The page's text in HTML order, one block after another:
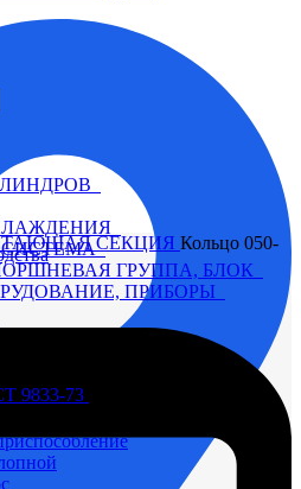
СИСТЕМА
ГРУППА, БЛОК
ПРИБОРЫ
СЕКЦИЯ Кольцо 050-
по запросу
9833-73